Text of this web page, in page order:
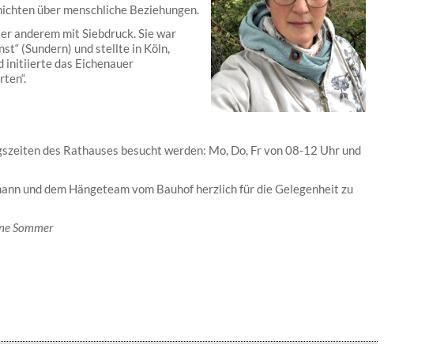
über menschliche Beziehungen.
anderem mit Siebdruck. Sie war
(Sundern) und stellte in Köln,
initiierte das Eichenauer
des Rathauses besucht werden: Mo, Do, Fr von 08-12 Uhr und
und dem Hängeteam vom Bauhof herzlich für die Gelegenheit zu
Sommer